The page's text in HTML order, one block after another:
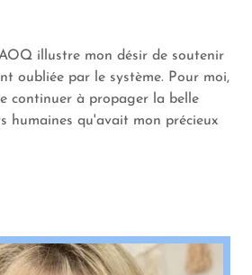
illustre mon désir de soutenir
oubliée par le système. Pour moi,
continuer à propager la belle
humaines qu'avait mon précieux